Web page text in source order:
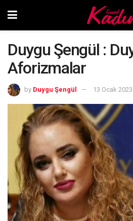
Duygu Şengül :
Aforizmalar
by Duygu Şengül 13 Ocak 2023